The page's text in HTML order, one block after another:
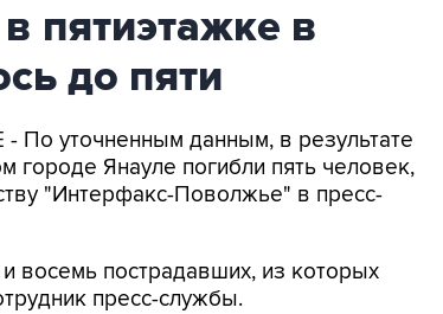
пятиэтажке в
до пяти
уточненным данным, в результате
Янауле погибли пять человек,
"Интерфакс-Поволжье" в пресс-
восемь пострадавших, из которых
пресс-службы.